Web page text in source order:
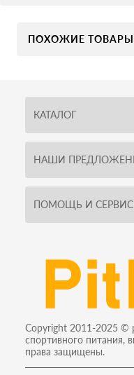
ПОХОЖИЕ ТОВАРЫ
КАТАЛОГ
НАШИ
ПОМОЩЬ И
Copyright 2011-2025 ©
спортивного питания,
права защищены.